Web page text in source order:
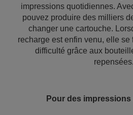
impressions quotidiennes.
pouvez produire des milliers
changer une cartouche.
recharge est enfin venu, elle
difficulté grâce aux
repensées.
Pour des